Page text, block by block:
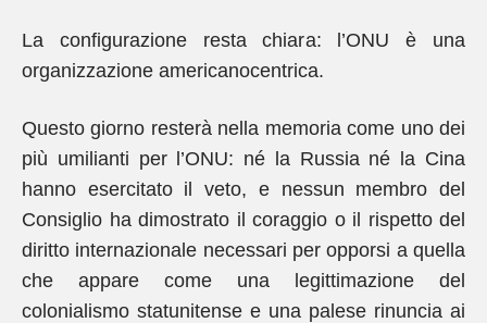
La configurazione resta chiara: l’ONU è una
organizzazione americanocentrica.
Questo giorno resterà nella memoria come uno dei
più umilianti per l’ONU: né la Russia né la Cina
hanno esercitato il veto, e nessun membro del
Consiglio ha dimostrato il coraggio o il rispetto del
diritto internazionale necessari per opporsi a quella
che appare come una legittimazione del
colonialismo statunitense e una palese rinuncia ai